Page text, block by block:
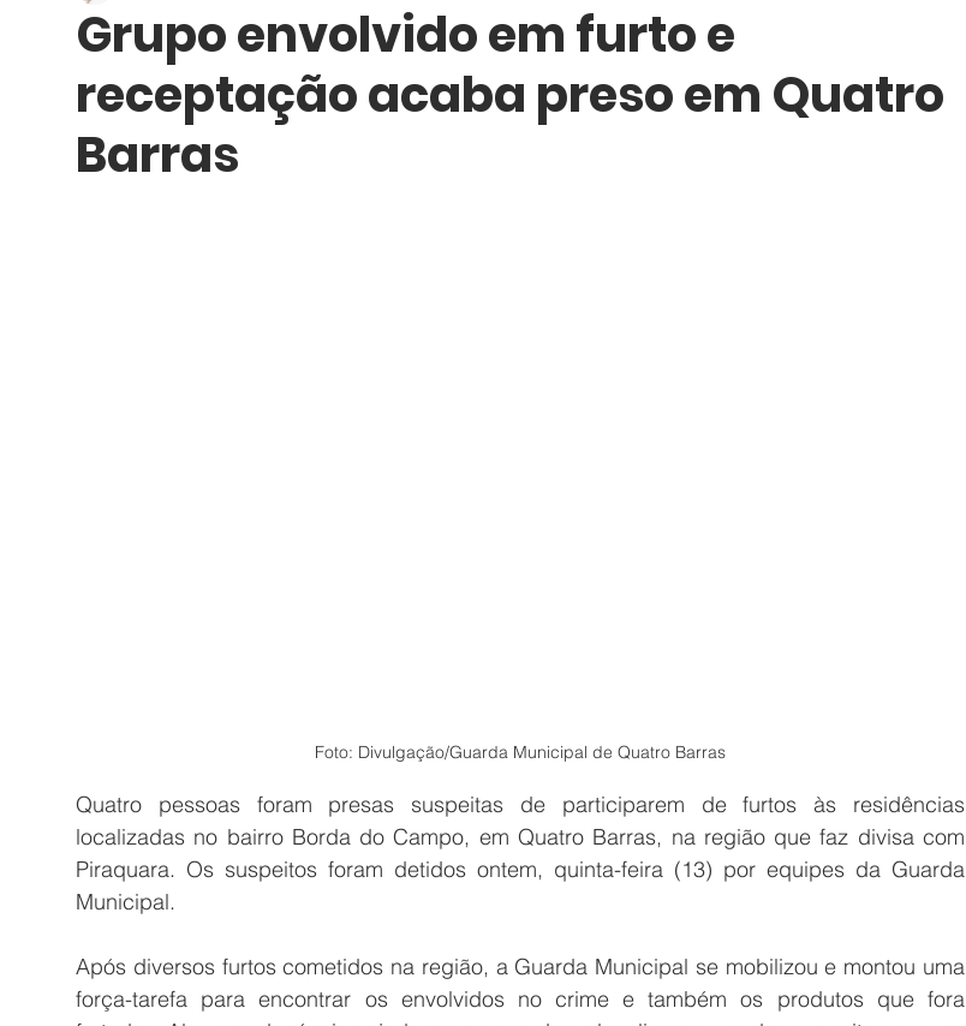
Grupo envolvido em furto e
receptação acaba preso em Quatro
Barras
Foto: Divulgação/Guarda Municipal de Quatro Barras
Quatro pessoas foram presas suspeitas de participarem de furtos às residências
localizadas no bairro Borda do Campo, em Quatro Barras, na região que faz divisa com
Piraquara. Os suspeitos foram detidos ontem, quinta-feira (13) por equipes da Guarda
Municipal.
Após diversos furtos cometidos na região, a Guarda Municipal se mobilizou e montou uma
força-tarefa para encontrar os envolvidos no crime e também os produtos que fora